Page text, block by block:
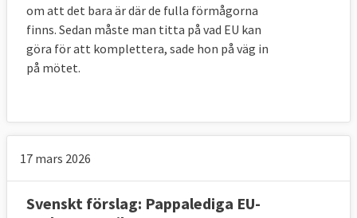
om att det bara är där de fulla förmågorna
finns. Sedan måste man titta på vad EU kan
göra för att komplettera, sade hon på väg in
på mötet.
17 mars 2026
Svenskt förslag: Pappalediga EU-